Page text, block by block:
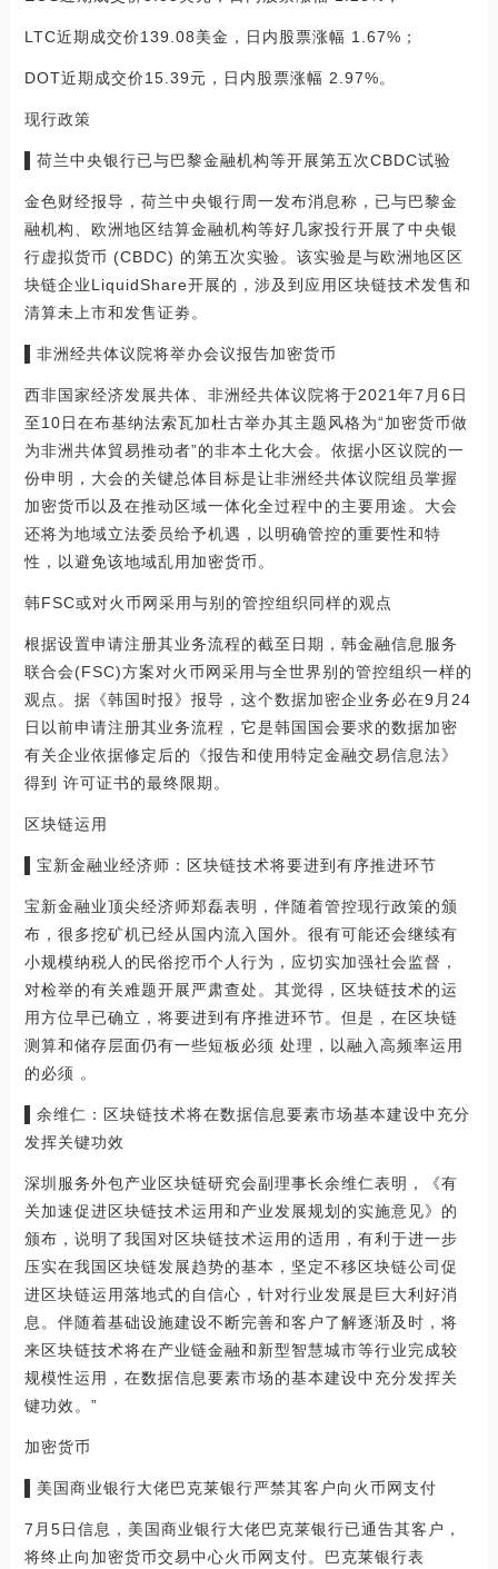
LTC近期成交价139.08美金，日内股票涨幅 1.67%；
DOT近期成交价15.39元，日内股票涨幅 2.97%。
现行政策
▌荷兰中央银行已与巴黎金融机构等开展第五次CBDC试验
金色财经报导，荷兰中央银行周一发布消息称，已与巴黎金
融机构、欧洲地区结算金融机构等好几家投行开展了中央银
行虚拟货币 (CBDC) 的第五次实验。该实验是与欧洲地区区
块链企业LiquidShare开展的，涉及到应用区块链技术发售和
清算未上市和发售证劵。
▌非洲经共体议院将举办会议报告加密货币
西非国家经济发展共体、非洲经共体议院将于2021年7月6日
至10日在布基纳法索瓦加杜古举办其主题风格为“加密货币做
为非洲共体貿易推动者”的非本土化大会。依据小区议院的一
份申明，大会的关键总体目标是让非洲经共体议院组员掌握
加密货币以及在推动区域一体化全过程中的主要用途。大会
还将为地域立法委员给予机遇，以明确管控的重要性和特
性，以避免该地域乱用加密货币。
韩FSC或对火币网采用与别的管控组织同样的观点
根据设置申请注册其业务流程的截至日期，韩金融信息服务
联合会(FSC)方案对火币网采用与全世界别的管控组织一样的
观点。据《韩国时报》报导，这个数据加密企业务必在9月24
日以前申请注册其业务流程，它是韩国国会要求的数据加密
有关企业依据修定后的《报告和使用特定金融交易信息法》
得到 许可证书的最终限期。
区块链运用
▌宝新金融业经济师：区块链技术将要进到有序推进环节
宝新金融业顶尖经济师郑磊表明，伴随着管控现行政策的颁
布，很多挖矿机已经从国内流入国外。很有可能还会继续有
小规模纳税人的民俗挖币个人行为，应切实加强社会监督，
对检举的有关难题开展严肃查处。其觉得，区块链技术的运
用方位早已确立，将要进到有序推进环节。但是，在区块链
测算和储存层面仍有一些短板必须 处理，以融入高频率运用
的必须 。
▌余维仁：区块链技术将在数据信息要素市场基本建设中充分
发挥关键功效
深圳服务外包产业区块链研究会副理事长余维仁表明，《有
关加速促进区块链技术运用和产业发展规划的实施意见》的
颁布，说明了我国对区块链技术运用的适用，有利于进一步
压实在我国区块链发展趋势的基本，坚定不移区块链公司促
进区块链运用落地式的自信心，针对行业发展是巨大利好消
息。伴随着基础设施建设不断完善和客户了解逐渐及时，将
来区块链技术将在产业链金融和新型智慧城市等行业完成较
规模性运用，在数据信息要素市场的基本建设中充分发挥关
键功效。”
加密货币
▌美国商业银行大佬巴克莱银行严禁其客户向火币网支付
7月5日信息，美国商业银行大佬巴克莱银行已通告其客户，
将终止向加密货币交易中心火币网支付。巴克莱银行表